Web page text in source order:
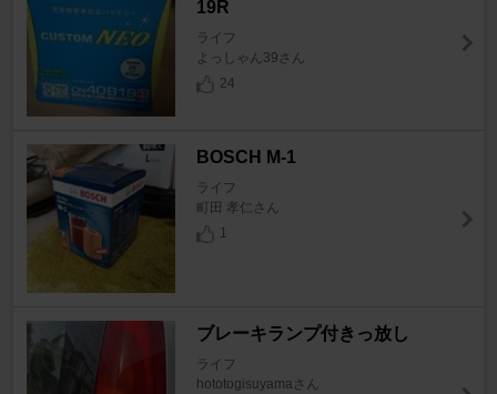
19R
ライフ
よっしゃん39さん
24
BOSCH M-1
ライフ
町田 孝仁さん
1
ブレーキランプ付きっ放し
ライフ
hototogisuyamaさん